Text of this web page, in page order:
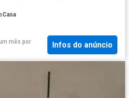
Casa
mês por
Infos do anúncio